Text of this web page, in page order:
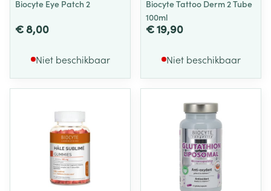
Biocyte Eye Patch 2
€ 8,00
Niet beschikbaar
Biocyte Tattoo Derm 2 Tube
100ml
€ 19,90
Niet beschikbaar